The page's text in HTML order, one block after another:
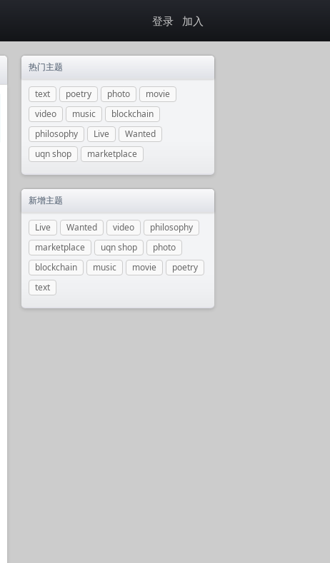
登录 加入
热门主题
text poetry photo
movie
video
music
blockchain
philosophy
Live
Wanted
uqn shop
marketplace
新增主题
Live Wanted video
philosophy
marketplace
uqn shop
photo
blockchain
music movie
poetry
text